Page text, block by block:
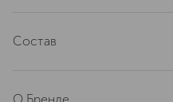
Можно использовать
Состав